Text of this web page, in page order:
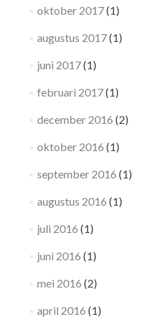
oktober 2017(1)
augustus 2017(1)
juni 2017(1)
februari 2017(1)
december 2016 (2)
oktober 2016 (1)
september 2016 (1)
augustus 2016 (1)
juli 2016 (1)
juni 2016 (1)
mei 2016 (2)
april 2016 (1)